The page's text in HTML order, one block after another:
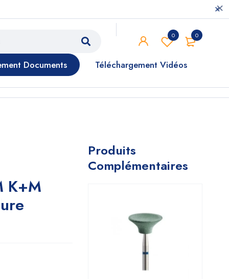
0
0
Documents Téléchargement Vidéos
K+M
Produits
Complémentaires